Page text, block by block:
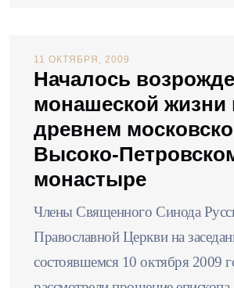
11 ОКТЯБРЯ, 2009
Началось
монашеской жизни
древнем
Высоко-
монастыре
Члены Священного Синода
Православной Церкви на
состоявшемся 10 октября 2009